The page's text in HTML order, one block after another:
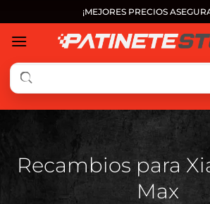
al
contenido
¡MEJORES PRECIOS
Recambios para
Max